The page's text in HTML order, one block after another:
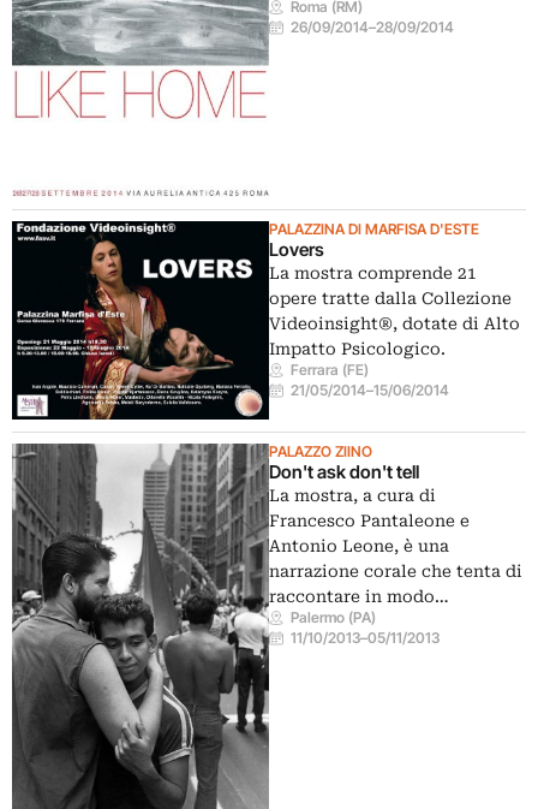
Roma (RM)
26/09/2014–28/09/2014
PALAZZINA DI MARFISA D'ESTE
Lovers
La mostra comprende 21
opere tratte dalla Collezione
Videoinsight®, dotate di Alto
Impatto Psicologico.
Ferrara (FE)
21/05/2014–15/06/2014
PALAZZO ZIINO
Don't ask don't tell
La mostra, a cura di
Francesco Pantaleone e
Antonio Leone, è una
narrazione corale che tenta di
raccontare in modo…
Palermo (PA)
11/10/2013–05/11/2013